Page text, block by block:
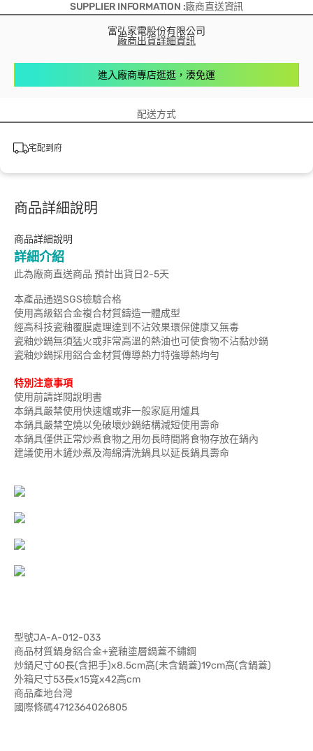
SUPPLIER INFORMATION :廠商直送資訊
富弘家電股份有限公司
廠商出貨詳細資訊
進入廠商專店逛逛，湊免運
配送方式
宅配到府
商品詳細說明
商品詳細說明
詳細介紹
此為廠商直送商品 預計出貨日2-5天
本產品通過SGS檢驗合格
使用高級鋁合金複合材質鑄造一體成型
經高科技瓷釉覆膜處理達到不沾效果環保健康又無毒
瓷釉炒鍋無須猛火或非常高溫的熱油也可使食物不沾黏炒鍋
瓷釉炒鍋採用鋁合金材質傳導熱力特強導熱均勻
特別注意事項
使用前請詳閱說明書
本鍋具嚴禁使用快速爐或非一般家庭用爐具
本鍋具嚴禁空燒以免破壞炒鍋結構減短使用壽命
本鍋具僅供正常炒煮食物之用勿長時間將食物存放在鍋內
建議使用木鏟炒煮及海綿清洗鍋具以延長鍋具壽命
型號JA-A-012-033
商品材質鍋身鋁合金+瓷釉塗層鍋蓋不鏽鋼
炒鍋尺寸60長(含把手)x8.5cm高(未含鍋蓋)19cm高(含鍋蓋)
外箱尺寸53長x15寬x42高cm
商品產地台灣
國際條碼4712364026805